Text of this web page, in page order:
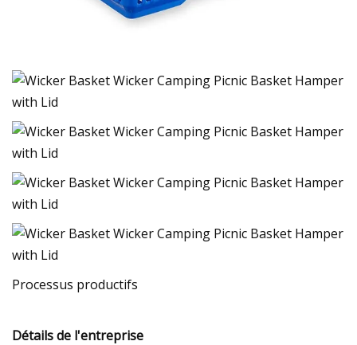
Processus productifs
Détails de l'entreprise